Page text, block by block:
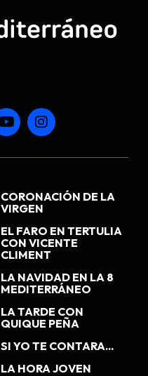
CORONACIÓN DE LA
VIRGEN
EL FARO EN TERTULIA
CON VICENTE
CLIMENT
LA NAVIDAD EN LA 8
MEDITERRÁNEO
LA TARDE CON
QUIQUE PEÑA
SI YO TE CONTARA...
LA HORA JOVEN